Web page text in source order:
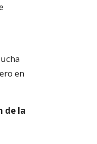
en
de la